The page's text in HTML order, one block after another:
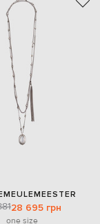
28 695 грн
one size